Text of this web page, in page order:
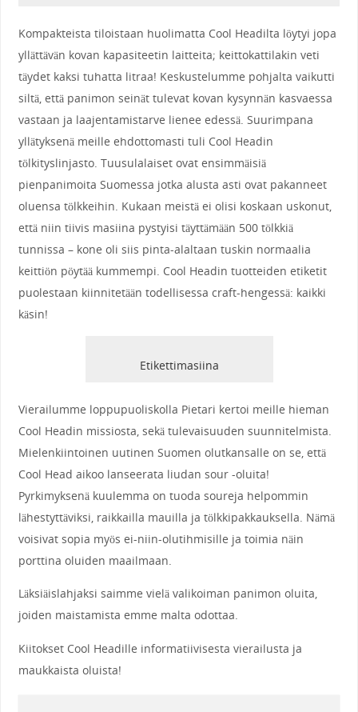
Kompakteista tiloistaan huolimatta Cool Headilta löytyi jopa
yllättävän kovan kapasiteetin laitteita; keittokattilakin veti
täydet kaksi tuhatta litraa! Keskustelumme pohjalta vaikutti
siltä, että panimon seinät tulevat kovan kysynnän kasvaessa
vastaan ja laajentamistarve lienee edessä. Suurimpana
yllätyksenä meille ehdottomasti tuli Cool Headin
tölkityslinjasto. Tuusulalaiset ovat ensimmäisiä
pienpanimoita Suomessa jotka alusta asti ovat pakanneet
oluensa tölkkeihin. Kukaan meistä ei olisi koskaan uskonut,
että niin tiivis masiina pystyisi täyttämään 500 tölkkiä
tunnissa – kone oli siis pinta-alaltaan tuskin normaalia
keittiön pöytää kummempi. Cool Headin tuotteiden etiketit
puolestaan kiinnitetään todellisessa craft-hengessä: kaikki
käsin!
Etikettimasiina
Vierailumme loppupuoliskolla Pietari kertoi meille hieman
Cool Headin missiosta, sekä tulevaisuuden suunnitelmista.
Mielenkiintoinen uutinen Suomen olutkansalle on se, että
Cool Head aikoo lanseerata liudan sour -oluita!
Pyrkimyksenä kuulemma on tuoda soureja helpommin
lähestyttäviksi, raikkailla mauilla ja tölkkipakkauksella. Nämä
voisivat sopia myös ei-niin-olutihmisille ja toimia näin
porttina oluiden maailmaan.
Läksiäislahjaksi saimme vielä valikoiman panimon oluita,
joiden maistamista emme malta odottaa.
Kiitokset Cool Headille informatiivisesta vierailusta ja
maukkaista oluista!